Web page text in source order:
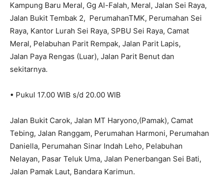
Kampung Baru Meral, Gg Al-Falah, Meral, Jalan Sei Raya,
Jalan Bukit Tembak 2, PerumahanTMK, Perumahan Sei
Raya, Kantor Lurah Sei Raya, SPBU Sei Raya, Camat
Meral, Pelabuhan Parit Rempak, Jalan Parit Lapis,
Jalan Paya Rengas (Luar), Jalan Parit Benut dan
sekitarnya.
• Pukul 17.00 WIB s/d 20.00 WIB
Jalan Bukit Carok, Jalan MT Haryono,(Pamak), Camat
Tebing, Jalan Ranggam, Perumahan Harmoni, Perumahan
Daniella, Perumahan Sinar Indah Leho, Pelabuhan
Nelayan, Pasar Teluk Uma, Jalan Penerbangan Sei Bati,
Jalan Pamak Laut, Bandara Karimun.